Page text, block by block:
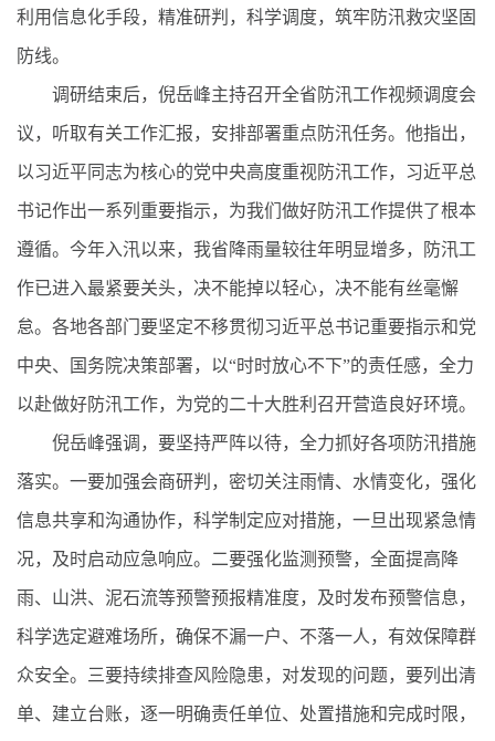
利用信息化手段，精准研判，科学调度，筑牢防汛救灾坚固
防线。
调研结束后，倪岳峰主持召开全省防汛工作视频调度会
议，听取有关工作汇报，安排部署重点防汛任务。他指出，
以习近平同志为核心的党中央高度重视防汛工作，习近平总
书记作出一系列重要指示，为我们做好防汛工作提供了根本
遵循。今年入汛以来，我省降雨量较往年明显增多，防汛工
作已进入最紧要关头，决不能掉以轻心，决不能有丝毫懈
怠。各地各部门要坚定不移贯彻习近平总书记重要指示和党
中央、国务院决策部署，以“时时放心不下”的责任感，全力
以赴做好防汛工作，为党的二十大胜利召开营造良好环境。
倪岳峰强调，要坚持严阵以待，全力抓好各项防汛措施
落实。一要加强会商研判，密切关注雨情、水情变化，强化
信息共享和沟通协作，科学制定应对措施，一旦出现紧急情
况，及时启动应急响应。二要强化监测预警，全面提高降
雨、山洪、泥石流等预警预报精准度，及时发布预警信息，
科学选定避难场所，确保不漏一户、不落一人，有效保障群
众安全。三要持续排查风险隐患，对发现的问题，要列出清
单、建立台账，逐一明确责任单位、处置措施和完成时限，